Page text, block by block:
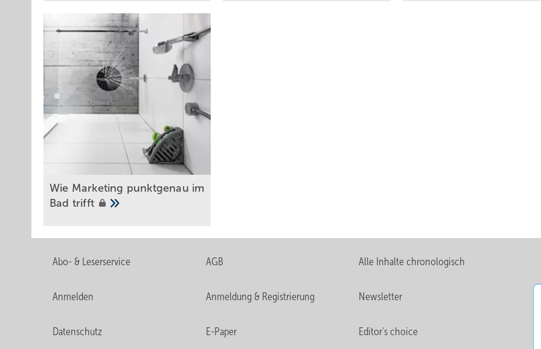
Vorfertigung rechnet sich nicht nur für den Neubau – auch Bestandssanierungen können davon profitieren. Immerhin sind 65
Gebäude in Deutschland vor 1979 gebaut worden. „Es gibt 2 bis 2,5 Millionen Mehrfamilienhäuser im Bestand, die sich ideal
energetische Sanierung in serieller Ausführung eignen“, verdeutlicht ­Andreas Kipp, Leiter Vertrieb und Marketing bei dem
für serielles Sanieren Renowate. Je nach Gebäudetyp, Zugänglichkeit und Grad der Standardisierung gibt es auch hier die
Möglichkeit, vorgefertigte Verteiler, Rohrregister oder komplette Technikräume einzusetzen.
Eine pauschale Faustregel für eine Projektgröße – sei es im Neubau oder Bestand – gibt es dabei nicht. „Die Vorfertigung wird
dann interessant, wenn ich in den Planungsunterlagen standardisierbare Baugruppen mit hohem Wiederholungsgrad erkenne“,
erläutert SHK-Unternehmer Ulland im Interview (nachzulesen direkt im Anschluss an diesen Leitartikel). Das kann schon bei
20 identischen Räumen der Fall sein. Bei jedem Projekt stellt er sich die Frage: Was könnte hier vorgefertigt werden? Das Ziel
immer so wenig Arbeit wie möglich auf der Baustelle zu haben.
Wie Marketing punktgenau im
Bad trifft
Abo- & Leserservice AGB Alle Inhalte chronologisch
Anmelden Anmeldung & Registrierung Newsletter
Datenschutz E-Paper Editor's choice